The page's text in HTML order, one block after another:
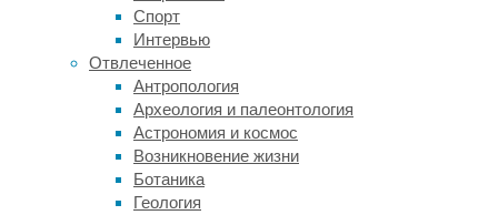
Спорт
Интервью
Отвлеченное
Антропология
Археология и палеонтология
Астрономия и космос
Возникновение жизни
Ботаника
Геология
Это
гастрономическое
путешествие
порадует
даже
самых
требовательных
гурманов